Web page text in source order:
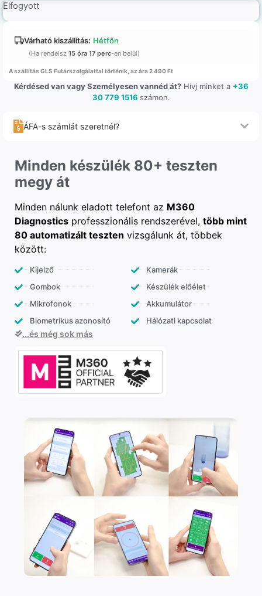
Elfogyott
Várható kiszállítás: Hétfőn
(Ha rendelsz 15 óra 17 perc-en belül)
A szállítás GLS Futárszolgálattal történik, az ára 2 490 Ft
Kérdésed van vagy Személyesen vannéd át?Hívj minket a +36
30 779 1516 számon.
ÁFA-s számlát szeretnél?
Minden készülék 80+ teszten
megy át
Minden nálunk eladott telefont az M360
Diagnostics professzionális rendszerével, több mint
80 automatizált teszten vizsgálunk át, többek
között:
Kijelző
Gombok
Mikrofonok
Biometrikus azonosító
Kamerák
Készülék előélet
Akkumulátor
Hálózati kapcsolat
...és még sok más